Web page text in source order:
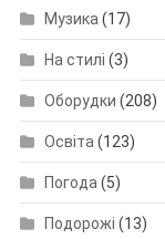
Музика (17)
На стилі (3)
Оборудки (208)
Освіта (123)
Погода (5)
Подорожі (13)